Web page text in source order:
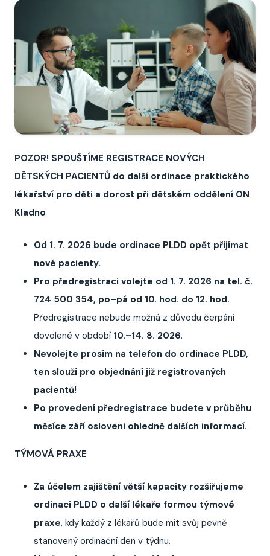
POZOR! SPOUŠTÍME REGISTRACE NOVÝCH
DĚTSKÝCH PACIENTŮ do další ordinace praktického
lékařství pro děti a dorost při dětském oddělení ON
Kladno
Od 1. 7. 2026 bude ordinace PLDD opět přijímat
nové pacienty.
Pro předregistraci volejte od 1. 7. 2026 na tel. č.
724 500 354, po–pá od 10. hod. do 12. hod.
Předregistrace nebude možná z důvodu čerpání
dovolené v období 10.–14. 8. 2026.
Nevolejte prosím na telefon do ordinace PLDD,
ten slouží pro objednání již registrovaných
pacientů!
Po provedení předregistrace budete v průběhu
měsíce září osloveni ohledně dalších informací.
TÝMOVÁ PRAXE
Za účelem zajištění větší kapacity rozšiřujeme
ordinaci PLDD o další lékaře formou týmové
praxe, kdy každý z lékařů bude mít svůj pevně
stanovený ordinační den v týdnu.